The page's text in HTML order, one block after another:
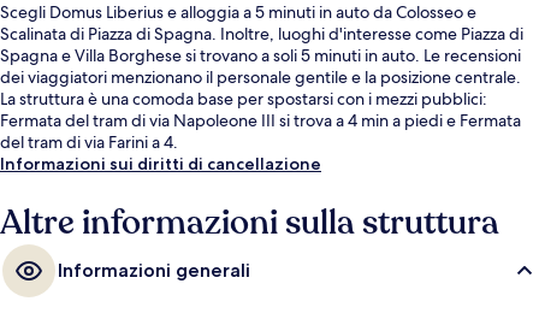
Scegli Domus Liberius e alloggia a 5 minuti in auto da Colosseo e
Scalinata di Piazza di Spagna. Inoltre, luoghi d'interesse come Piazza di
Spagna e Villa Borghese si trovano a soli 5 minuti in auto. Le recensioni
dei viaggiatori menzionano il personale gentile e la posizione centrale.
La struttura è una comoda base per spostarsi con i mezzi pubblici:
Fermata del tram di via Napoleone III si trova a 4 min a piedi e Fermata
del tram di via Farini a 4.
Informazioni sui diritti di cancellazione
Altre informazioni sulla struttura
Informazioni generali